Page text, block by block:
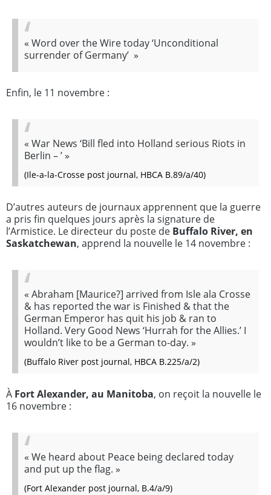
« Word over the Wire today ‘Unconditional
surrender of Germany’ »
Enfin, le 11 novembre :
« War News ‘Bill fled into Holland serious Riots in
Berlin – ’»
(Ile-a-la-Crosse post journal, HBCA B.89/a/40)
D’autres auteurs de journaux apprennent que la guerre
a pris fin quelques jours après la signature de
l’Armistice. Le directeur du poste de Buffalo River, en
Saskatchewan, apprend la nouvelle le 14 novembre :
« Abraham [Maurice?] arrived from Isle ala Crosse
& has reported the war is Finished & that the
German Emperor has quit his job & ran to
Holland. Very Good News ‘Hurrah for the Allies.’ I
wouldn’t like to be a German to-day. »
(Buffalo River post journal, HBCA B.225/a/2)
À Fort Alexander, au Manitoba, on reçoit la nouvelle le
16 novembre :
« We heard about Peace being declared today
and put up the flag. »
(Fort Alexander post journal, B.4/a/9)